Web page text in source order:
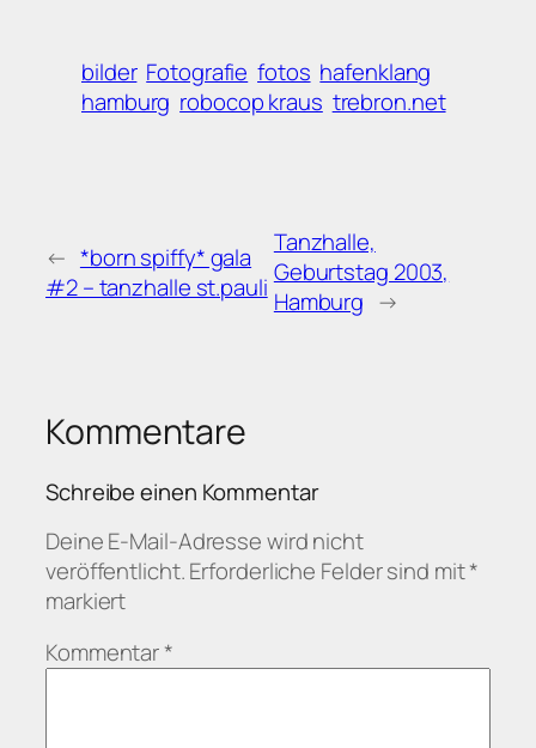
bilder Fotografie fotos hafenklang
hamburg robocop kraus trebron.net
← *born spiffy* gala
#2 – tanzhalle st.pauli
Tanzhalle,
Geburtstag 2003,
Hamburg →
Kommentare
Schreibe einen Kommentar
Deine E-Mail-Adresse wird nicht
veröffentlicht.Erforderliche Felder sind mit*
markiert
Kommentar*